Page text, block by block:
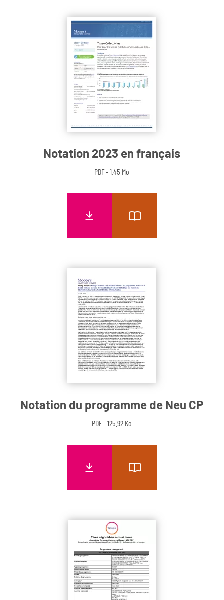
Notation 2023 en français
PDF - 1.45 Mo
Notation du programme de Neu CP
PDF - 125.92 Ko